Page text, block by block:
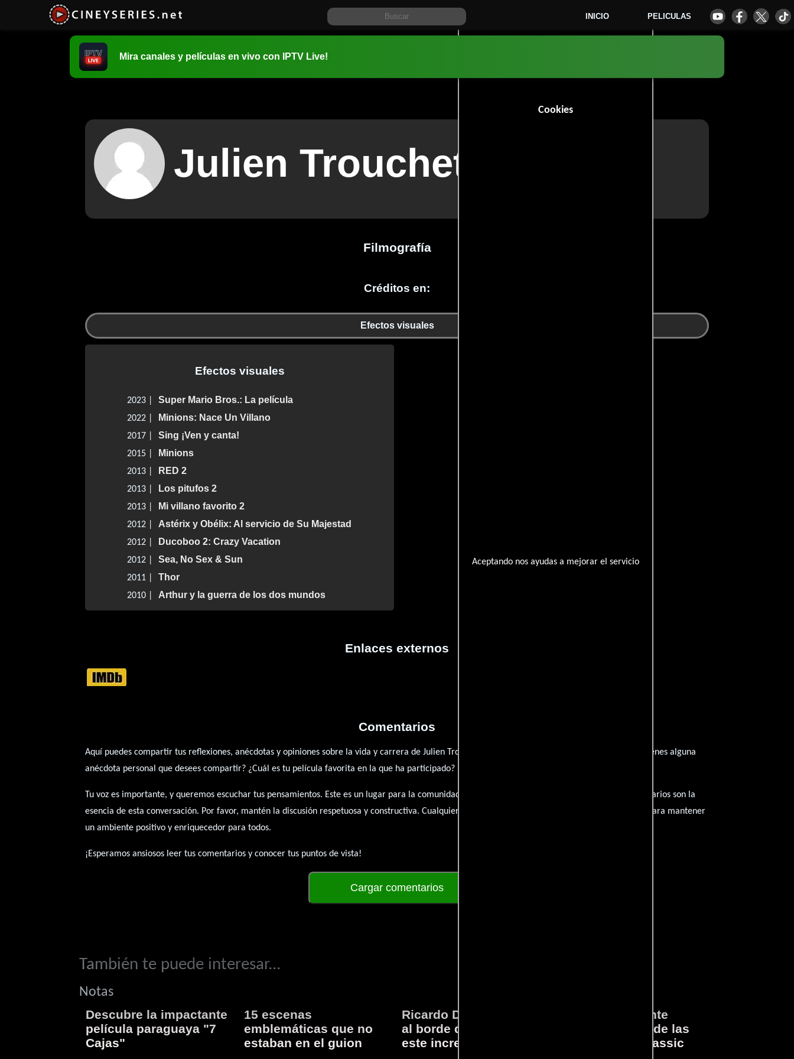
INICIO PELICULAS
Cookies
Aceptando nos ayudas a mejorar el servicio
Mira canales y películas en vivo con IPTV Live!
Julien Trouchet
Filmografía
Créditos en:
Efectos visuales
Efectos visuales
2023 | Super Mario Bros.: La película
2022 | Minions: Nace Un Villano
2017 | Sing ¡Ven y canta!
2015 | Minions
2013 | RED 2
2013 | Los pitufos 2
2013 | Mi villano favorito 2
2012 | Astérix y Obélix: Al servicio de Su Majestad
2012 | Ducoboo 2: Crazy Vacation
2012 | Sea, No Sex & Sun
2011 | Thor
2010 | Arthur y la guerra de los dos mundos
Enlaces externos
Comentarios
Aquí puedes compartir tus reflexiones, anécdotas y opiniones sobre la vida y carrera de Julien Trouchet. ¿Qué te ha inspirado de su trayectoria? ¿Tienes alguna
anécdota personal que desees compartir? ¿Cuál es tu película favorita en la que ha participado?
Tu voz es importante, y queremos escuchar tus pensamientos. Este es un lugar para la comunidad de admiradores y amantes del cine, y tus comentarios son la
esencia de esta conversación. Por favor, mantén la discusión respetuosa y constructiva. Cualquier forma de contenido inapropiado será eliminado para mantener
un ambiente positivo y enriquecedor para todos.
¡Esperamos ansiosos leer tus comentarios y conocer tus puntos de vista!
Cargar comentarios
También te puede interesar...
Notas
Descubre la impactante
película paraguaya "7
Cajas"
15 escenas
emblemáticas que no
estaban en el guion
Ricardo Darín te llevará
al borde del asiento en
este increíble thriller
Lo que Realmente
Sucedió detrás de las
cámaras en Jurassic